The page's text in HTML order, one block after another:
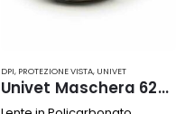
DPI, PROTEZIONE VISTA, UNIVET
Univet Maschera 620 UP Clear